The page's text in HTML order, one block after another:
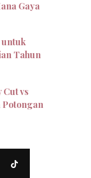
Gaya
Tahun
Cut vs
Potongan